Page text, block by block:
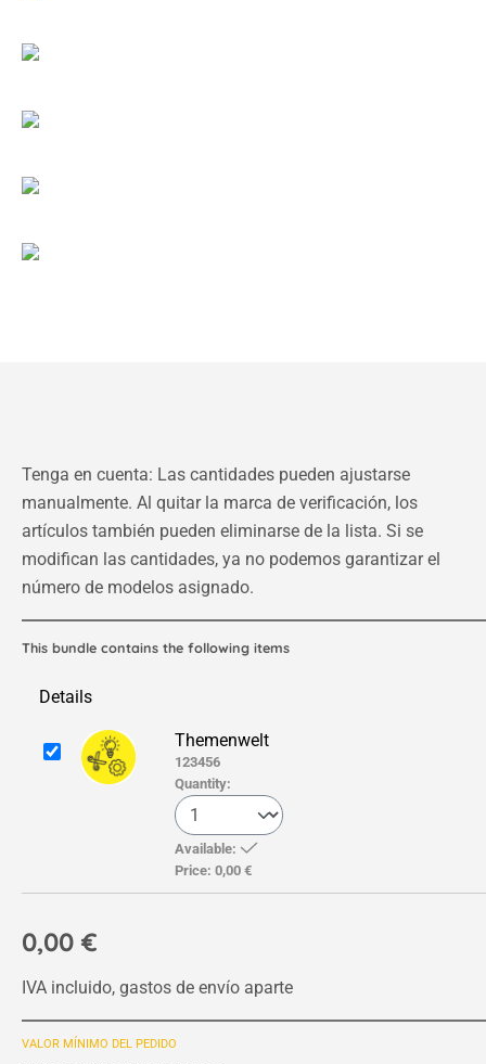
Tenga en cuenta: Las cantidades pueden ajustarse
manualmente. Al quitar la marca de verificación, los
artículos también pueden eliminarse de la lista. Si se
modifican las cantidades, ya no podemos garantizar el
número de modelos asignado.
0,00 €
IVA incluido, gastos de envío aparte
This bundle contains the following items
Details
Themenwelt
123456
Quantity:
Available:
Price: 0,00 €
VALOR MÍNIMO DEL PEDIDO